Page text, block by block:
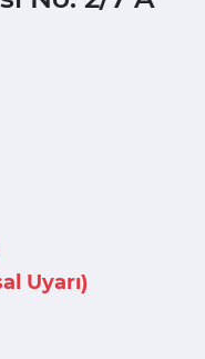
Uyarı)